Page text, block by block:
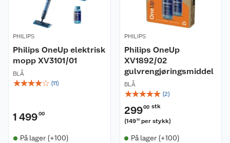
PHILIPS
Philips OneUp elektrisk
mopp XV3101/01
BLÅ
☆☆☆☆☆ (11)
1 49900
På lager (+100)
PHILIPS
Philips OneUp
XV1892/02
gulvrengjøringsmiddel
BLÅ
☆☆☆☆☆ (2)
29900 stk
(149 50 per stykk)
På lager (+100)